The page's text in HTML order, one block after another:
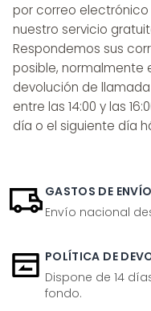
por correo electrónico
nuestro servicio
Respondemos sus
posible, normalmente
devolución de
entre las 14:00 y las
día o el siguiente día
GASTOS DE ENVÍO
Envío nacional
POLÍTICA DE
Dispone de 14
fondo.